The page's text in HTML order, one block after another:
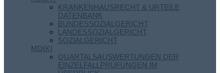
KRANKENHAUSRECHT & URTEILE
DATENBANK
BUNDESSOZIALGERICHT
LANDESSOZIALGERICHT
SOZIALGERICHT
MD(K)
QUARTALSAUSWERTUNGEN DER
EINZELFALLPRÜFUNGEN IM